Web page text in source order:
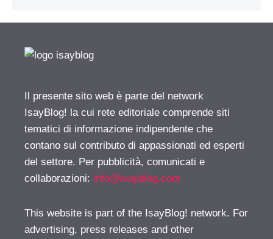
Il presente sito web è parte del network
IsayBlog! la cui rete editoriale comprende siti
tematici di informazione indipendente che
contano sul contributo di appassionati ed esperti
del settore. Per pubblicità, comunicati e
collaborazioni: info@isayblog.com
This website is part of the IsayBlog! network. For
advertising, press releases and other